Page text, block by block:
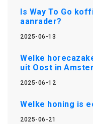
Is Way To Go
aanrader?
2025-06-13
Welke
uit Oost in
2025-06-12
Welke honing is
2025-06-21